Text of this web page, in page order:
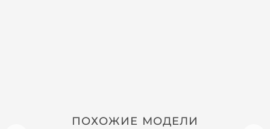
ПОХОЖИЕ МОДЕЛИ